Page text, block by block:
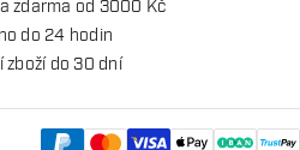
zdarma od 3000 Kč
do 24 hodin
zboží do 30 dní